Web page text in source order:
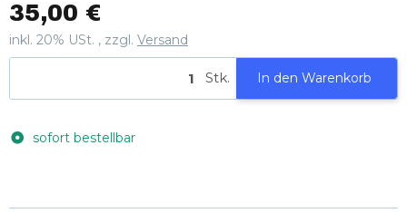
35,00 €
inkl. 20% USt. , zzgl. Versand
Stk. In den Warenkorb
sofort bestellbar